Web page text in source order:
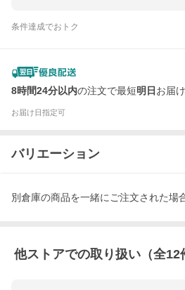
条件達成でおトク
8時間24分以内の注文で最短明日 お届
お届け日指定可
バリエーション
別倉庫の商品を一緒にご注文された場
他ストアでの取り扱い（全12